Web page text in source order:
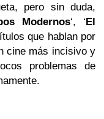
pero sin duda,
Modernos‘, ‘El
que hablan por
cine más incisivo y
problemas de